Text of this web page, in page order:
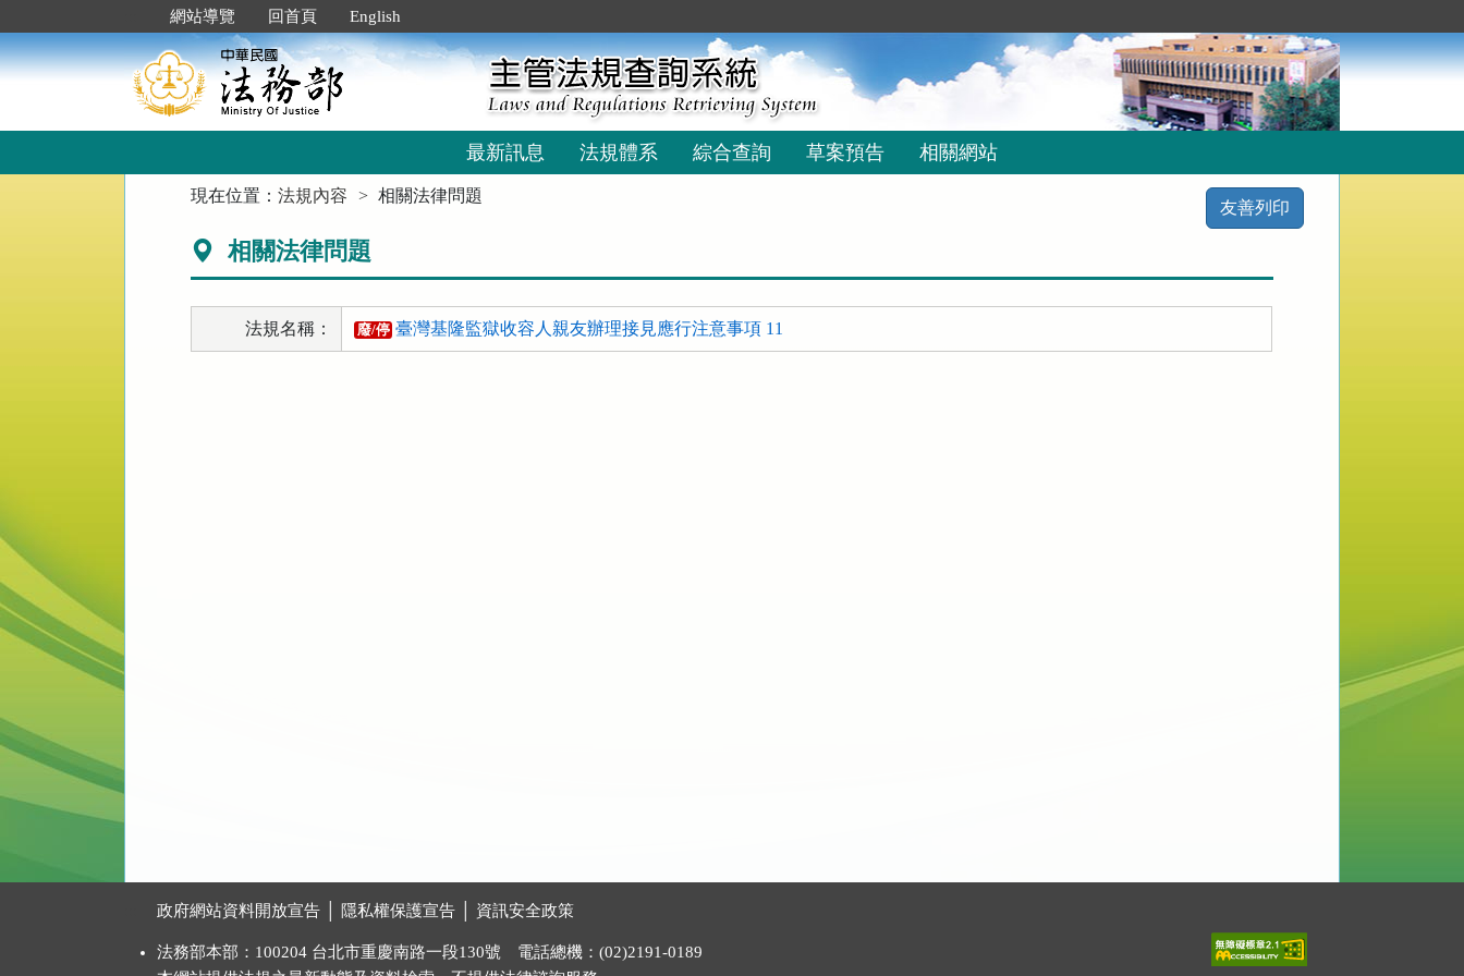
到
主
要
網站導覽 回首頁 English
最新訊息 法規體系 綜合查詢 草案預告 相關網站
現在位置：法規內容 相關法律問題
友善列印
相關法律問題
法規名稱： 廢/停 臺灣基隆監獄收容人親友辦理接見應行注意事項 11
政府網站資料開放宣告 隱私權保護宣告 資訊安全政策
法務部本部：100204 台北市重慶南路一段130號 電話總機：(02)2191-0189